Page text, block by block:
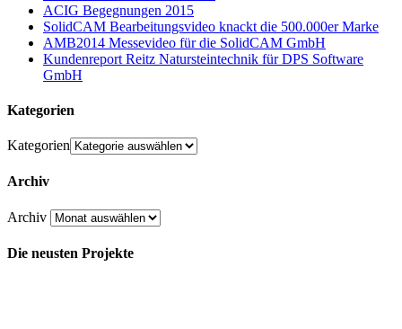
ACIG Begegnungen 2015
SolidCAM Bearbeitungsvideo knackt die 500.000er Marke
AMB2014 Messevideo für die SolidCAM GmbH
Kundenreport Reitz Natursteintechnik für DPS Software
GmbH
Kategorien
Kategorien
Archiv
Archiv
Die neusten Projekte